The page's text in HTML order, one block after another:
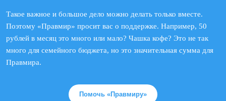
Такое важное и большое дело можно делать только вместе.
Поэтому «Правмир» просит вас о поддержке. Например, 50
рублей в месяц это много или мало? Чашка кофе? Это не так
много для семейного бюджета, но это значительная сумма для
Правмира.
Помочь «Правмиру»